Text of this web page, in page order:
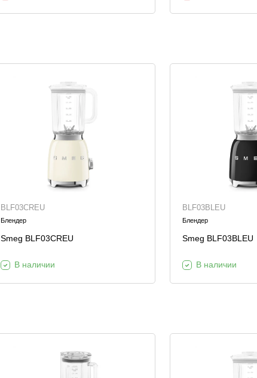
BLF03CREU
Блендер
Smeg BLF03CREU
В наличии
BLF03BLEU
Блендер
Smeg BLF03BLEU
В наличии